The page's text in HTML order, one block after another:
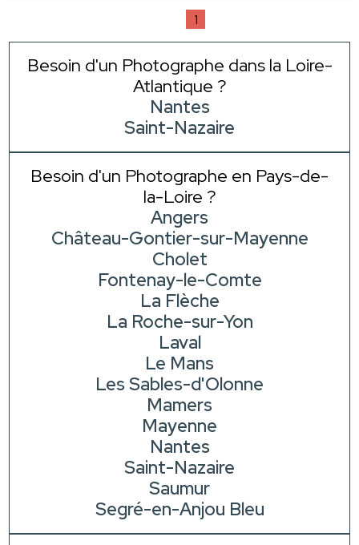
1
Besoin d'un Photographe dans la Loire-
Atlantique ?
Nantes
Saint-Nazaire
Besoin d'un Photographe en Pays-de-
la-Loire ?
Angers
Château-Gontier-sur-Mayenne
Cholet
Fontenay-le-Comte
La Flèche
La Roche-sur-Yon
Laval
Le Mans
Les Sables-d'Olonne
Mamers
Mayenne
Nantes
Saint-Nazaire
Saumur
Segré-en-Anjou Bleu